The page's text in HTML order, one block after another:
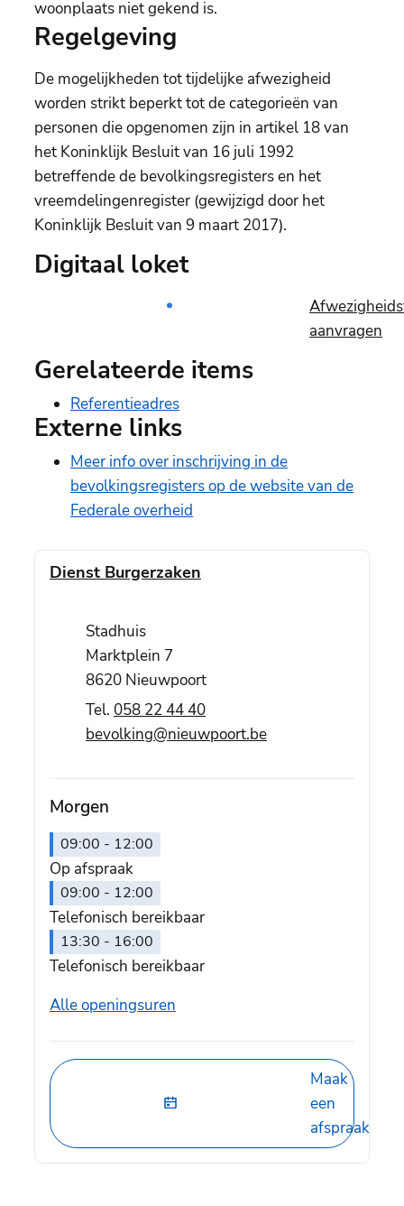
woonplaats niet gekend is.
Regelgeving
De mogelijkheden tot tijdelijke afwezigheid
worden strikt beperkt tot de categorieën van
personen die opgenomen zijn in artikel 18 van
het Koninklijk Besluit van 16 juli 1992
betreffende de bevolkingsregisters en het
vreemdelingenregister (gewijzigd door het
Koninklijk Besluit van 9 maart 2017).
Digitaal loket
aanvragen
Gerelateerde items
Referentieadres
Externe links
Meer info over inschrijving in de
bevolkingsregisters op de website van de
Federale overheid
Contact
Dienst Burgerzaken
AdresStadhuis
Marktplein 7
,8620 Nieuwpoort
058 22 44 40
E-mailbevolking@nieuwpoort.be
Morgen
09:00 - 12:00
Op afspraak
09:00 - 12:00
Telefonisch bereikbaar
13:30 - 16:00
Telefonisch bereikbaar
Alle openingsuren
Maak
een
afspraak